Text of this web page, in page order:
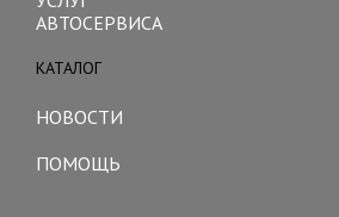
АВТОСЕРВИСА
КАТАЛОГ
НОВОСТИ
ПОМОЩЬ